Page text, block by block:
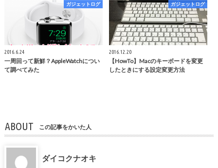
ガジェットログ
2016.6.24
一周回って新鮮？AppleWatchについ
て調べてみた
ガジェットログ
2016.12.20
【HowTo】Macのキーボードを変更
したときにする設定変更方法
ABOUT この記事をかいた人
ダイコクナオキ